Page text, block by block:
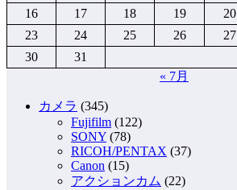
16
17 18 19 20
23
24 25 26 27
30
31
« 7月
カメラ (345)
Fujifilm (122)
SONY (78)
RICOH/PENTAX (37)
Canon (15)
アクションカム (22)